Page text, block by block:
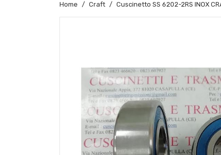
Home Craft Cuscinetto SS 6202-2RS INOX